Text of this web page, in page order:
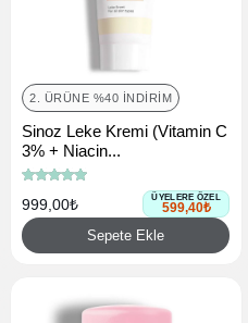
2. ÜRÜNE %40 İNDIRIM
Sinoz Leke Kremi (Vitamin C
3% + Niacin...
999,00₺ ÜYELERE ÖZEL
599,40₺
Sepete Ekle